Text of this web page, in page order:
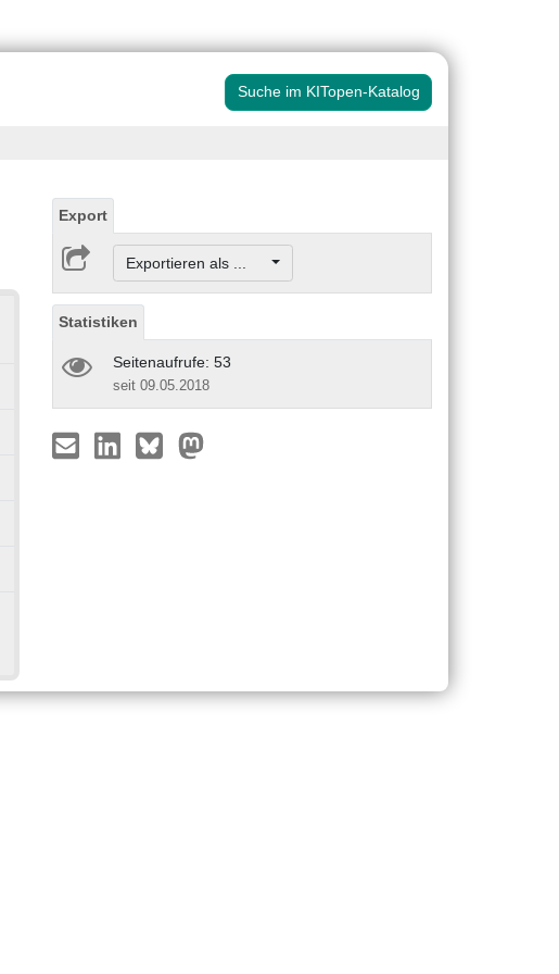
Suche im KITopen-Katalog
Export
Exportieren als ...
Statistiken
Seitenaufrufe: 53
seit 09.05.2018